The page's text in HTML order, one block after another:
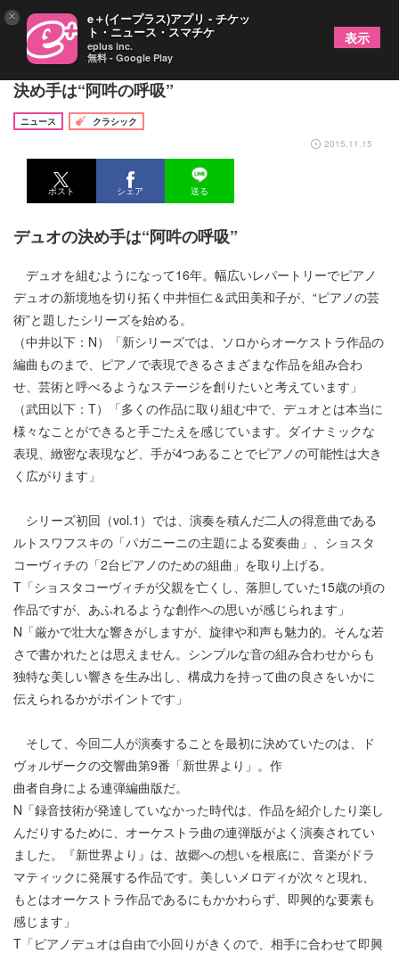
中井恒仁＆武田美和子（ピアノデュオ） デュオの
決め手は“阿吽の呼吸”
ニュース
クラシック
2015.11.15
ポスト シェア 送る
デュオの決め手は“阿吽の呼吸”
デュオを組むようになって16年。幅広いレパートリーでピアノ
デュオの新境地を切り拓く中井恒仁＆武田美和子が、“ピアノの芸
術”と題したシリーズを始める。
（中井以下：N）「新シリーズでは、ソロからオーケストラ作品の
編曲ものまで、ピアノで表現できるさまざまな作品を組み合わ
せ、芸術と呼べるようなステージを創りたいと考えています」
（武田以下：T）「多くの作品に取り組む中で、デュオとは本当に
様々なことができると手ごたえを感じています。ダイナミックな
表現、緻密な表現など、手が4つあることでピアノの可能性は大き
く広がります」
シリーズ初回（vol.1）では、演奏を積んだ二人の得意曲である
ルトスワフスキの「パガニーニの主題による変奏曲」、ショスタ
コーヴィチの「2台ピアノのための組曲」を取り上げる。
T「ショスタコーヴィチが父親を亡くし、落胆していた15歳の頃の
作品ですが、あふれるような創作への思いが感じられます」
N「厳かで壮大な響きがしますが、旋律や和声も魅力的。そんな若
さで書かれたとは思えません。シンプルな音の組み合わせからも
独特な美しい響きを生み出し、構成力を持って曲の良さをいかに
伝えられるかがポイントです」
そして、今回二人が演奏することを最初に決めていたのは、ド
ヴォルザークの交響曲第9番「新世界より」。作
曲者自身による連弾編曲版だ。
N「録音技術が発達していなかった時代は、作品を紹介したり楽し
んだりするために、オーケストラ曲の連弾版がよく演奏されてい
ました。『新世界より』は、故郷への想いを根底に、音楽がドラ
マティックに発展する作品です。美しいメロディが次々と現れ、
もとはオーケストラ作品であるにもかかわらず、即興的な要素も
感じます」
T「ピアノデュオは自由で小回りがきくので、相手に合わせて即興
× e＋(イープラス)アプリ - チケッ
ト・ニュース・スマチケ
eplus inc.
無料 - Google Play
表示